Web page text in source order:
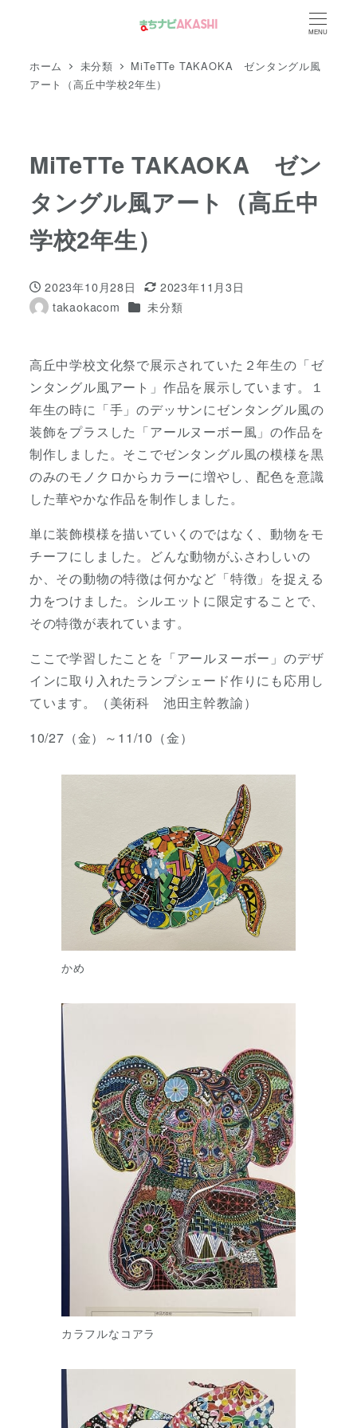
MENU
ホーム 未分類
MiTeTTe TAKAOKA ゼンタングル風
アート（高丘中学校2年生）
MiTeTTe TAKAOKA ゼン
タングル風アート（高丘中
学校2年生）
投稿日
2023年10月28日
更新日
2023年11月3日
著
takaokacom カテゴリー
未分類
高丘中学校文化祭で展示されていた２年生の「ゼ
ンタングル風アート」作品を展示しています。１
年生の時に「手」のデッサンにゼンタングル風の
装飾をプラスした「アールヌーボー風」の作品を
制作しました。そこでゼンタングル風の模様を黒
のみのモノクロからカラーに増やし、配色を意識
した華やかな作品を制作しました。
単に装飾模様を描いていくのではなく、動物をモ
チーフにしました。どんな動物がふさわしいの
か、その動物の特徴は何かなど「特徴」を捉える
力をつけました。シルエットに限定することで、
その特徴が表れています。
ここで学習したことを「アールヌーボー」のデザ
インに取り入れたランプシェード作りにも応用し
ています。（美術科 池田主幹教諭）
10/27（金）～11/10（金）
かめ
カラフルなコアラ